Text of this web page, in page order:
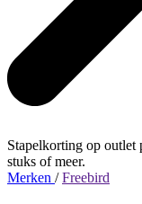
Stapelkorting op
stuks of meer.
Merken / Freebird